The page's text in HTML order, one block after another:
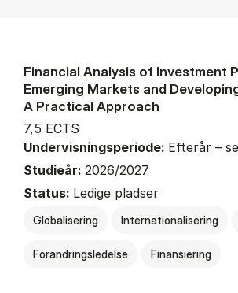
Financial Analysis of Investment
Emerging Markets and
A Practical Approach
7,5 ECTS
Undervisningsperiode: Efterår –
Studieår: 2026/2027
Status: Ledige pladser
Globalisering Internationalisering
Forandringsledelse Finansiering